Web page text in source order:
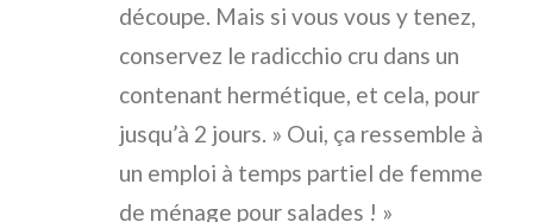
découpe. Mais si vous vous y tenez,
conservez le radicchio cru dans un
contenant hermétique, et cela, pour
jusqu’à 2 jours. » Oui, ça ressemble à
un emploi à temps partiel de femme
de ménage pour salades ! »